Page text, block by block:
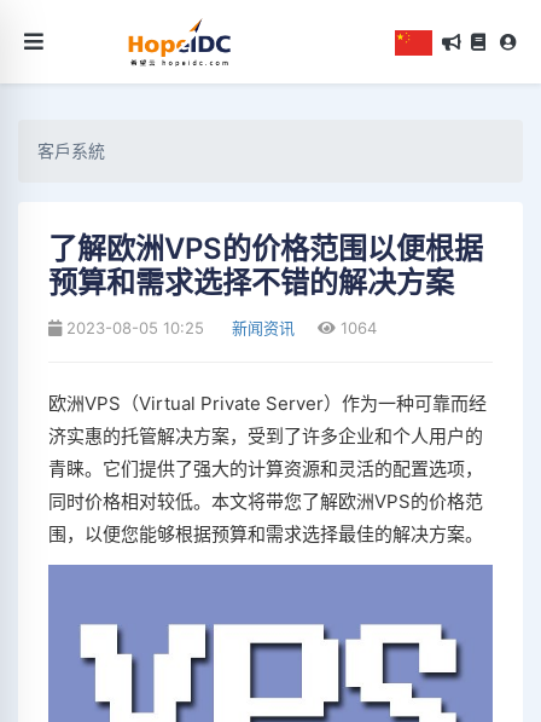
客戶系統
了解欧洲VPS的价格范围以便根据
预算和需求选择不错的解决方案
2023-08-05 10:25 新闻资讯 1064
欧洲VPS（Virtual Private Server）作为一种可靠而经
济实惠的托管解决方案，受到了许多企业和个人用户的
青睐。它们提供了强大的计算资源和灵活的配置选项，
同时价格相对较低。本文将带您了解欧洲VPS的价格范
围，以便您能够根据预算和需求选择最佳的解决方案。